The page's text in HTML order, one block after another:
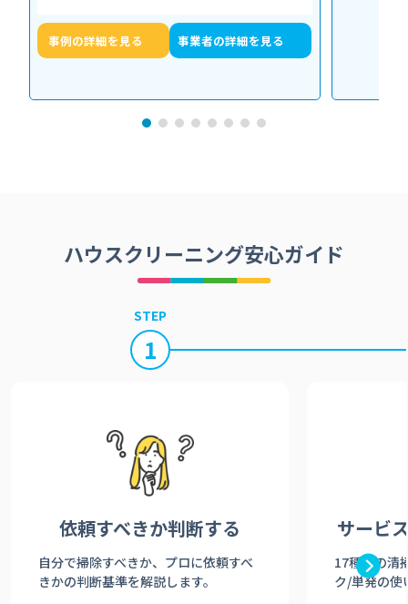
事例の詳細を見る 事業者の詳細を見る
ハウスクリーニング安心ガイド
STEP
1
依頼すべきか判断する
自分で掃除すべきか、プロに依頼すべ
きかの判断基準を解説します。
サービ
17種類の清
ク/単発の使